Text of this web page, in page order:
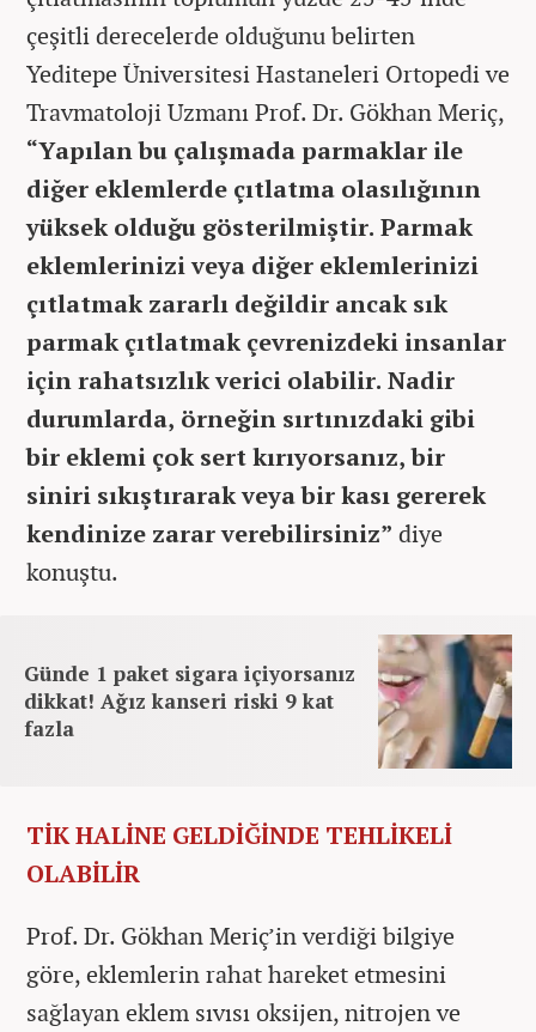
çeşitli derecelerde olduğunu belirten
Yeditepe Üniversitesi Hastaneleri Ortopedi ve
Travmatoloji Uzmanı Prof. Dr. Gökhan Meriç,
“Yapılan bu çalışmada parmaklar ile
diğer eklemlerde çıtlatma olasılığının
yüksek olduğu gösterilmiştir. Parmak
eklemlerinizi veya diğer eklemlerinizi
çıtlatmak zararlı değildir ancak sık
parmak çıtlatmak çevrenizdeki insanlar
için rahatsızlık verici olabilir. Nadir
durumlarda, örneğin sırtınızdaki gibi
bir eklemi çok sert kırıyorsanız, bir
siniri sıkıştırarak veya bir kası gererek
kendinize zarar verebilirsiniz” diye
konuştu.
Günde 1 paket sigara içiyorsanız
dikkat! Ağız kanseri riski 9 kat
fazla
TİK HALİNE GELDİĞİNDE TEHLİKELİ
OLABİLİR
Prof. Dr. Gökhan Meriç’in verdiği bilgiye
göre, eklemlerin rahat hareket etmesini
sağlayan eklem sıvısı oksijen, nitrojen ve